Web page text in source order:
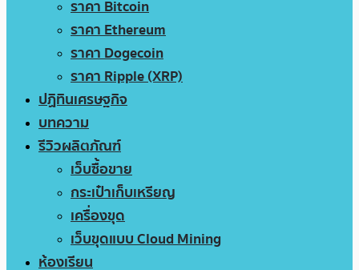
ราคา Bitcoin
ราคา Ethereum
ราคา Dogecoin
ราคา Ripple (XRP)
ปฏิทินเศรษฐกิจ
บทความ
รีวิวผลิตภัณฑ์
เว็บซื้อขาย
กระเป๋าเก็บเหรียญ
เครื่องขุด
เว็บขุดแบบ Cloud Mining
ห้องเรียน